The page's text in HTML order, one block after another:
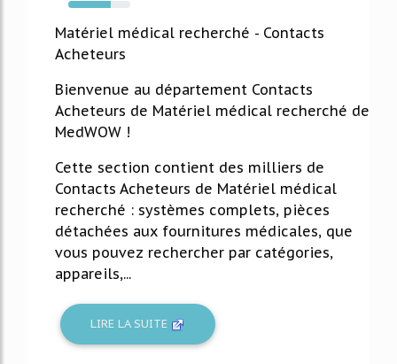
68%
Matériel médical recherché - Contacts
Acheteurs
Bienvenue au département Contacts
Acheteurs de Matériel médical recherché de
MedWOW !
Cette section contient des milliers de
Contacts Acheteurs de Matériel médical
recherché : systèmes complets, pièces
détachées aux fournitures médicales, que
vous pouvez rechercher par catégories,
appareils,...
LIRE LA SUITE